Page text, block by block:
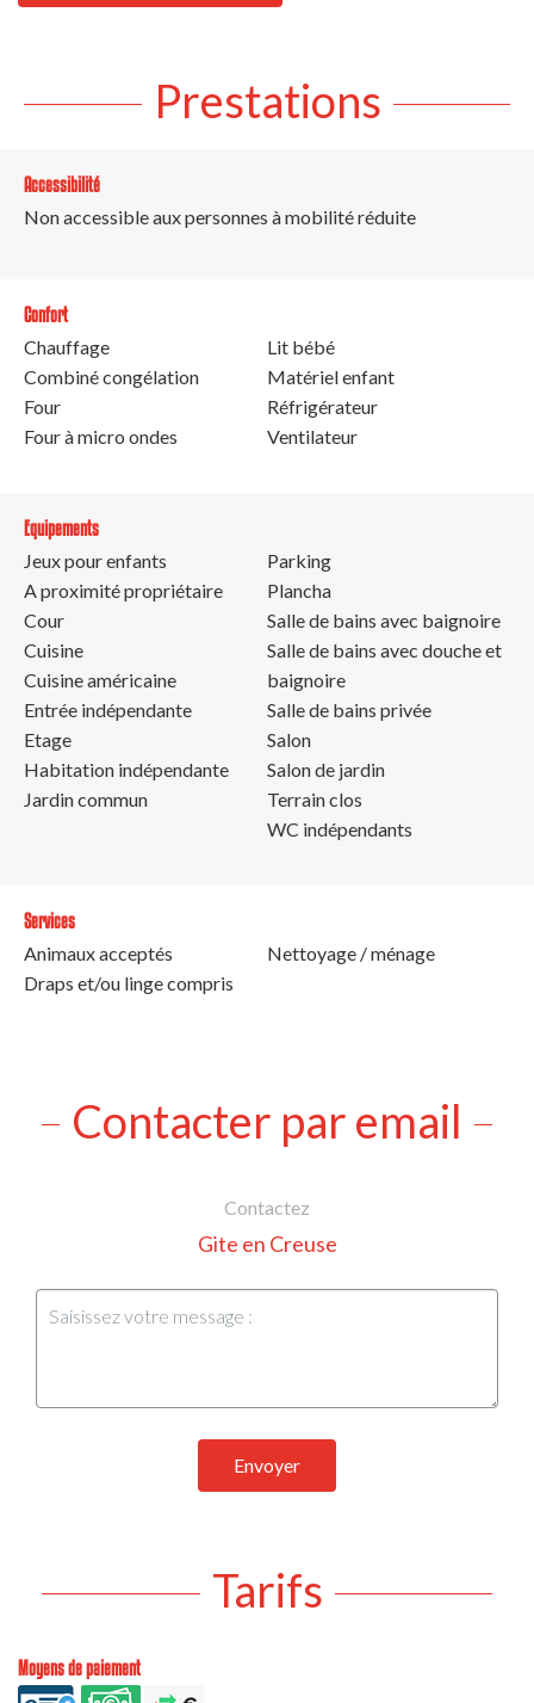
Prestations
Accessibilité
Non accessible aux personnes à mobilité réduite
Confort
Chauffage
Combiné congélation
Four
Four à micro ondes
Lit bébé
Matériel enfant
Réfrigérateur
Ventilateur
Equipements
Jeux pour enfants
A proximité propriétaire
Cour
Cuisine
Cuisine américaine
Entrée indépendante
Etage
Habitation indépendante
Jardin commun
Parking
Plancha
Salle de bains avec baignoire
Salle de bains avec douche et
baignoire
Salle de bains privée
Salon
Salon de jardin
Terrain clos
WC indépendants
Services
Animaux acceptés
Draps et/ou linge compris
Nettoyage / ménage
Contacter par email
Contactez
Gite en Creuse
Envoyer
Tarifs
Moyens de paiement